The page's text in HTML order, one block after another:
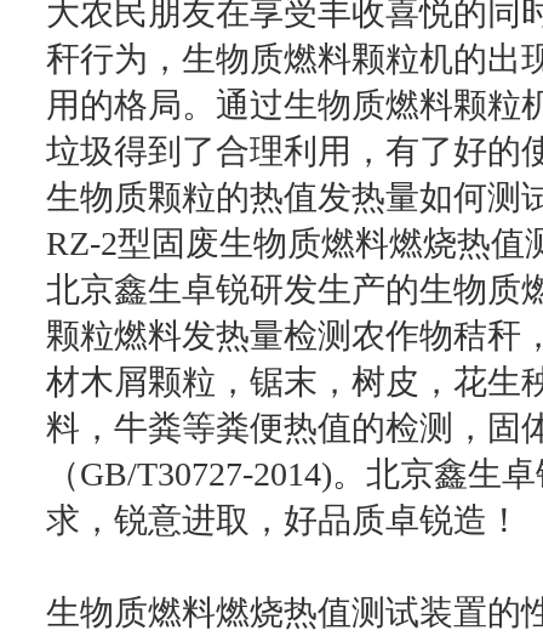
大农民朋友在享受丰收喜悦的同
秆行为，生物质燃料颗粒机的出
用的格局。通过生物质燃料颗粒
垃圾得到了合理利用，有了好的
生物质颗粒的热值发热量如何测
RZ-2型固废生物质燃料燃烧热值
北京鑫生卓锐研发生产的生物质
颗粒燃料发热量检测农作物秸秆
材木屑颗粒，锯末，树皮，花生
料，牛粪等粪便热值的检测，固
（GB/T30727-2014)。北京鑫生
求，锐意进取，好品质卓锐造！
生物质燃料燃烧热值测试装置的